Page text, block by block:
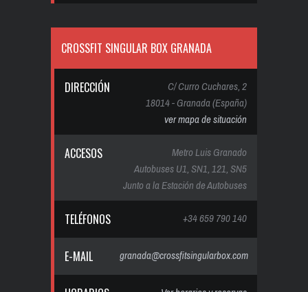
CROSSFIT SINGULAR BOX GRANADA
DIRECCIÓN
C/ Curro Cuchares, 2
18014 - Granada (España)
ver mapa de situación
ACCESOS
Metro Luis Granado
Autobuses U1, SN1, 121, SN5
Junto a la Estación de Autobuses
TELÉFONOS +34 659 790 140
E-MAIL granada@crossfitsingularbox.com